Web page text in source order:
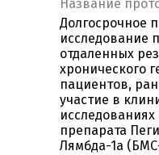
Название
Долгосрочное
исследование
отдаленных
хронического
пациентов,
участие в
препарата
Лямбда-1a